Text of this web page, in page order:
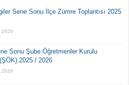
Sene Sonu İlçe Zümre Toplantısı 2025
2026
Sonu Şube Öğretmenler Kurulu
2025 / 2026
2026